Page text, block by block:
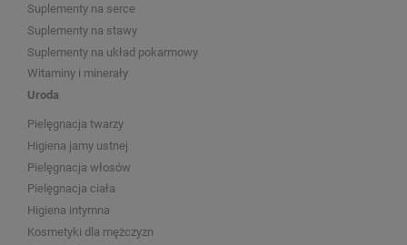
Suplementy na serce
Suplementy na stawy
Suplementy na układ pokarmowy
Witaminy i minerały
Uroda
Pielęgnacja twarzy
Higiena jamy ustnej
Pielęgnacja włosów
Pielęgnacja ciała
Higiena intymna
Kosmetyki dla mężczyzn